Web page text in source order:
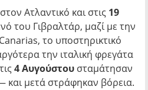
Ατλαντικό και στις 19
του Γιβραλτάρ, μαζί με την
το υποστηρικτικό
την ιταλική φρεγάτα
4 Αυγούστου σταμάτησαν
και μετά στράφηκαν βόρεια.